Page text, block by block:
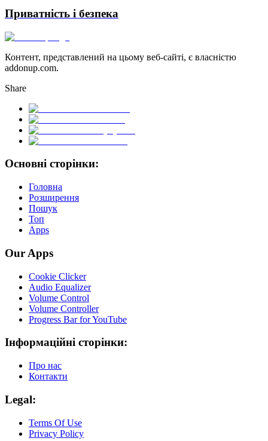
Приватність і безпека
Контент, представлений на цьому веб-сайті, є власністю
addonup.com.
Share
Основні сторінки:
Головна
Розширення
Пошук
Топ
Apps
Our Apps
Cookie Clicker
Audio Equalizer
Volume Control
Volume Controller
Progress Bar for YouTube
Інформаційні сторінки:
Про нас
Контакти
Legal:
Terms Of Use
Privacy Policy